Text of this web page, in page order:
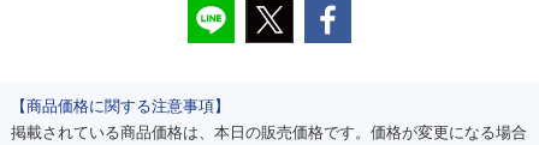
【商品価格に関する注意事項】
掲載されている商品価格は、本日の販売価格です。価格が変更になる場合